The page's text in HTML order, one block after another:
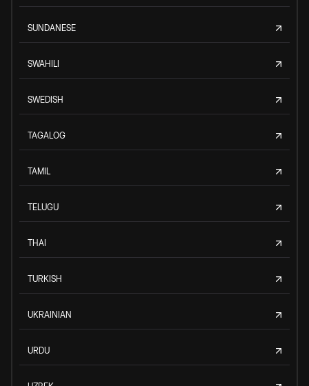
SUNDANESE
SWAHILI
SWEDISH
TAGALOG
TAMIL
TELUGU
THAI
TURKISH
UKRAINIAN
URDU